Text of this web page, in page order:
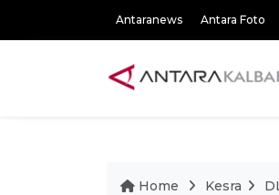
Antaranews Antara Foto
Home Kesra